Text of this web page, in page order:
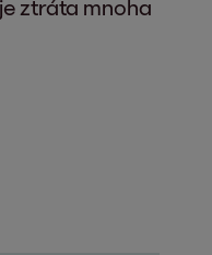
ztráta mnoha